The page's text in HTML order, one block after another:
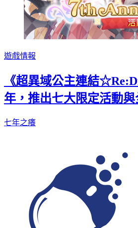
遊戲情報
《超異域公主連結
年，推出七大限定活動
七年之癢